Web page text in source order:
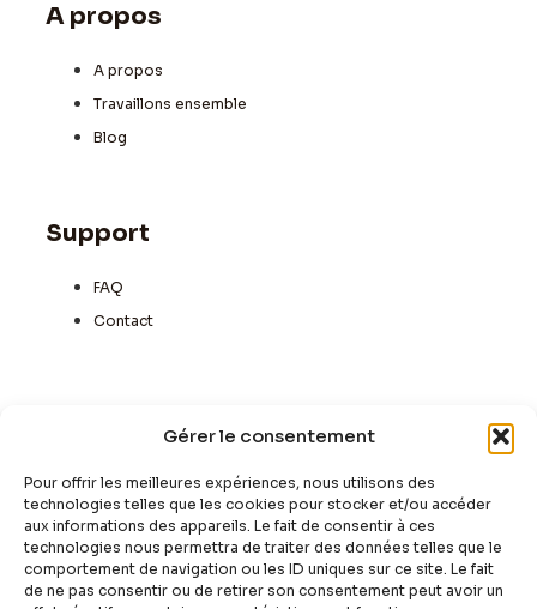
Gérer le consentement
Pour offrir les meilleures expériences, nous utilisons des
technologies telles que les cookies pour stocker et/ou accéder
aux informations des appareils. Le fait de consentir à ces
technologies nous permettra de traiter des données telles que le
comportement de navigation ou les ID uniques sur ce site. Le fait
de ne pas consentir ou de retirer son consentement peut avoir un
A propos
A propos
Travaillons ensemble
Blog
Support
FAQ
Contact
pouvez toujours vous y inscire.